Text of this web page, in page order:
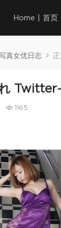
Home | 首页
真女优日志
1165